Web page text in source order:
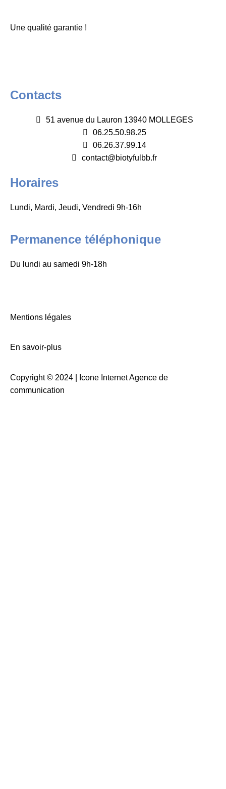
Une qualité garantie !
Contacts
51 avenue du Lauron 13940 MOLLEGES
06.25.50.98.25
06.26.37.99.14
contact@biotyfulbb.fr
Horaires
Lundi, Mardi, Jeudi, Vendredi 9h-16h
Permanence téléphonique
Du lundi au samedi 9h-18h
Mentions légales
En savoir-plus
Copyright © 2024 |
Icone Internet Agence de
communication